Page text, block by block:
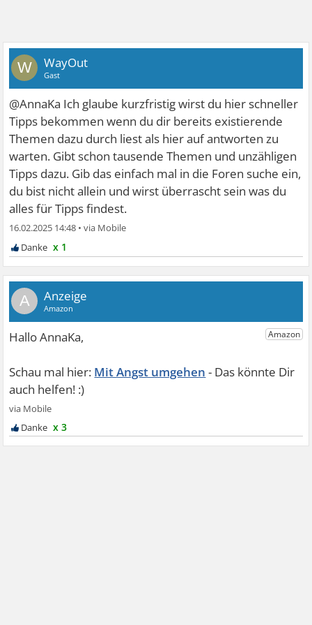
W WayOut
Gast
@AnnaKa Ich glaube kurzfristig wirst du hier schneller
Tipps bekommen wenn du dir bereits existierende
Themen dazu durch liest als hier auf antworten zu
warten. Gibt schon tausende Themen und unzähligen
Tipps dazu. Gib das einfach mal in die Foren suche ein,
du bist nicht allein und wirst überrascht sein was du
alles für Tipps findest.
16.02.2025 14:48 •
x 1
A
Mit Angst umgehen
x 3